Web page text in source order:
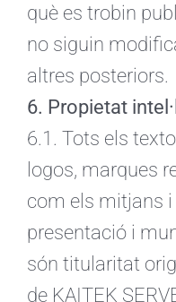
què es trobin
no siguin
altres posteriors.
6. Propietat
6.1. Tots els
logos, marques
com els mitjans
presentació i
són titularitat
de KAITEK